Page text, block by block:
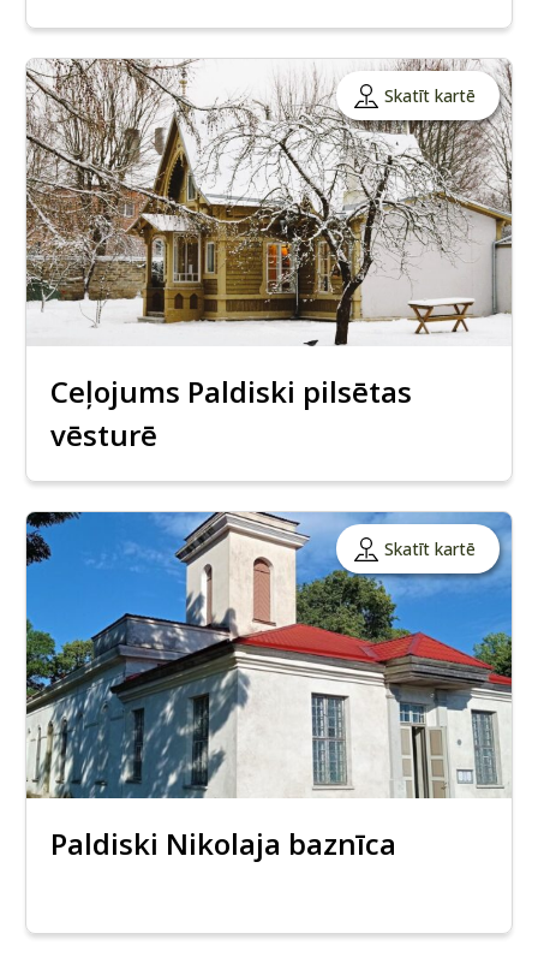
Skatīt kartē
Ceļojums Paldiski pilsētas
vēsturē
Skatīt kartē
Paldiski Nikolaja baznīca